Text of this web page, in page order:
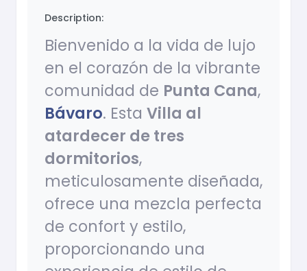
Description:
Bienvenido a la vida de lujo
en el corazón de la vibrante
comunidad de Punta Cana,
Bávaro. Esta Villa al
atardecer de tres
dormitorios,
meticulosamente diseñada,
ofrece una mezcla perfecta
de confort y estilo,
proporcionando una